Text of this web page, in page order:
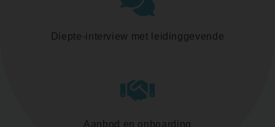
Diepte-interview met leidinggevende
Aanbod en onboarding